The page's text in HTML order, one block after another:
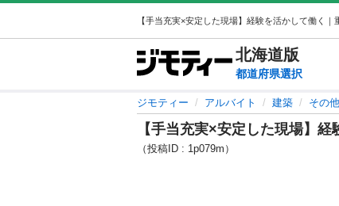
北海道版
都道府県選択
ジモティー アルバイト 建築 その他
【手当充実×安定した現場】
（投稿ID : 1p079m）